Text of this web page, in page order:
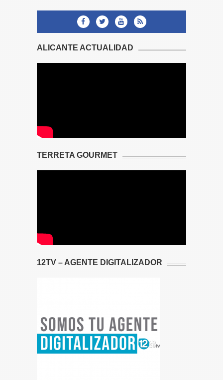
ALICANTE ACTUALIDAD
TERRETA GOURMET
12TV – AGENTE DIGITALIZADOR